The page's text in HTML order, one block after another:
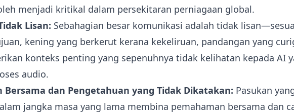
menjadi kritikal dalam persekitaran perniagaan global.
Lisan: Sebahagian besar komunikasi adalah tidak
kening yang berkerut kerana kekeliruan, pandangan yang
konteks penting yang sepenuhnya tidak kelihatan kepada AI
audio.
Bersama dan Pengetahuan yang Tidak Dikatakan: Pasukan
jangka masa yang lama membina pemahaman bersama dan